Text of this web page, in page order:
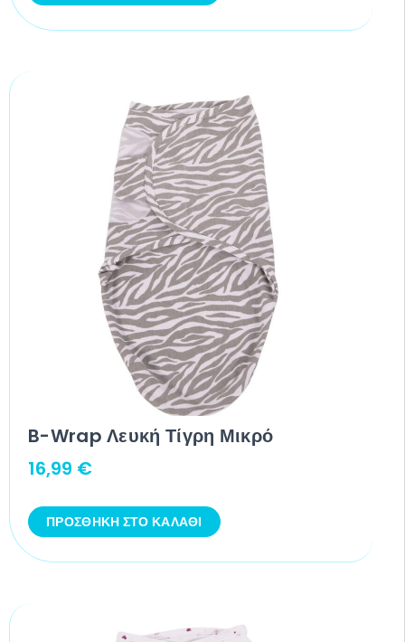
B-Wrap Λευκή Τίγρη Μικρό
16,99 €
ΠΡΟΣΘΉΚΗ ΣΤΟ ΚΑΛΆΘΙ